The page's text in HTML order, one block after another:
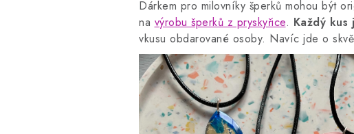
Dárkem pro milovníky šperků mohou být
na výrobu šperků z pryskyřice. Každý
vkusu obdarované osoby. Navíc jde o